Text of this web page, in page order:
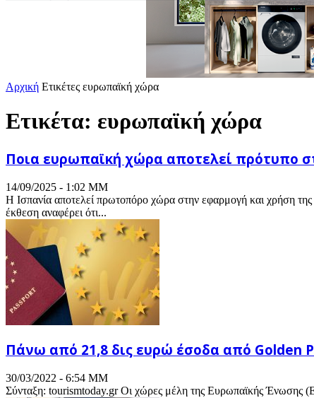
Αρχική Ετικέτες ευρωπαϊκή χώρα
Ετικέτα: ευρωπαϊκή χώρα
Ποια ευρωπαϊκή χώρα αποτελεί πρότυπο
14/09/2025 - 1:02 ΜΜ
Η Ισπανία αποτελεί πρωτοπόρο χώρα στην εφαρμογή και χρήση
έκθεση αναφέρει ότι...
Πάνω από 21,8 δις ευρώ έσοδα από Golden
30/03/2022 - 6:54 ΜΜ
Σύνταξη: tourismtoday.gr Οι χώρες μέλη της Ευρωπαϊκής Ένωσης